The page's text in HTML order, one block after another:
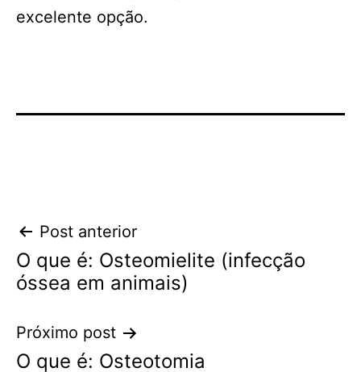
excelente opção.
Navegação
de
Post anterior
O que é: Osteomielite (infecção
óssea em animais)
Próximo post
O que é: Osteotomia